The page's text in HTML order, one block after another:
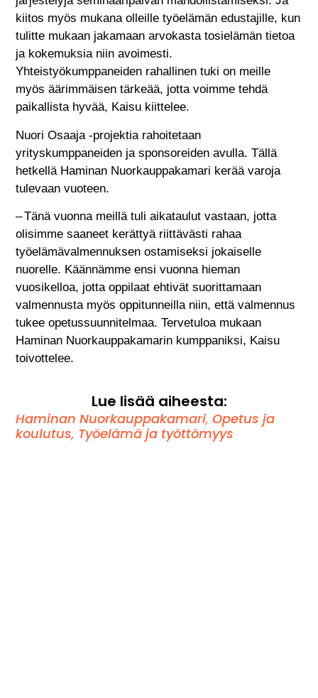
kiitos myös mukana olleille työelämän edustajille, kun
tulitte mukaan jakamaan arvokasta tosielämän tietoa
ja kokemuksia niin avoimesti.
Yhteistyökumppaneiden rahallinen tuki on meille
myös äärimmäisen tärkeää, jotta voimme tehdä
paikallista hyvää, Kaisu kiittelee.
Nuori Osaaja -projektia rahoitetaan
yrityskumppaneiden ja sponsoreiden avulla. Tällä
hetkellä Haminan Nuorkauppakamari kerää varoja
tulevaan vuoteen.
– Tänä vuonna meillä tuli aikataulut vastaan, jotta
olisimme saaneet kerättyä riittävästi rahaa
työelämävalmennuksen ostamiseksi jokaiselle
nuorelle. Käännämme ensi vuonna hieman
vuosikelloa, jotta oppilaat ehtivät suorittamaan
valmennusta myös oppitunneilla niin, että valmennus
tukee opetussuunnitelmaa. Tervetuloa mukaan
Haminan Nuorkauppakamarin kumppaniksi, Kaisu
toivottelee.
Lue lisää aiheesta:
Haminan Nuorkauppakamari, Opetus ja
koulutus, Työelämä ja työttömyys